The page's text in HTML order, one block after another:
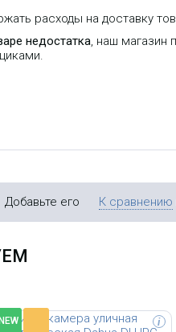
расходы на доставку
недостатка , наш
его К сравнению
i
видеокамера уличная
Dahua DH-IPC-
STW-0280B с Wi-Fi
1/2.8” CMOS, объектив 2.8мм,
ИК до 30м, IP67, корпус: метал,